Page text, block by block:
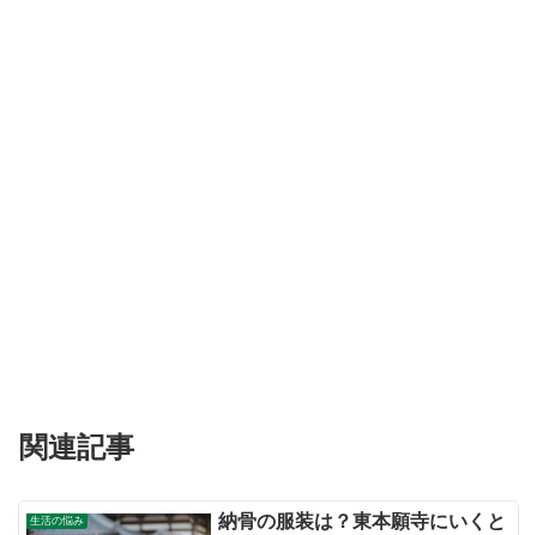
関連記事
生活の悩み
納骨の服装は？東本願寺にいくと